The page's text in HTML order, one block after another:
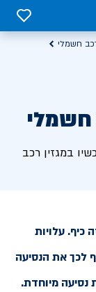
0
חשמלי
חשמלי
במגזין רכב
עלויות
לכך את הנסיעה
נסיעה מיוחדת.